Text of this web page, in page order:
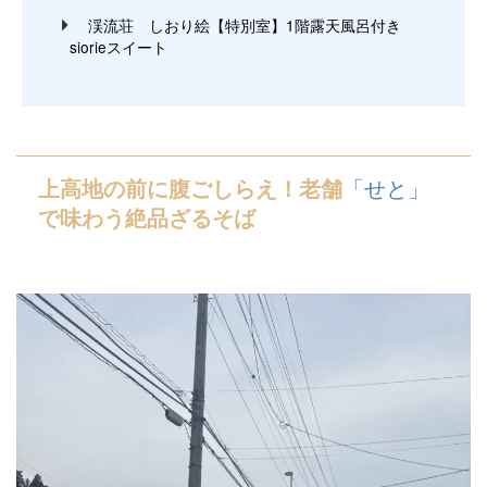
渓流荘 しおり絵【特別室】1階露天風呂付き
siorieスイート
上高地の前に腹ごしらえ！老舗 「せと」
で味わう絶品ざるそば